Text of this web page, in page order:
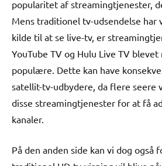
popularitet af streamingtjenester,
Mens traditionel tv-udsendelse
kilde til at se live-tv, er
YouTube TV og Hulu Live TV
populære. Dette kan have
satellit-tv-udbydere, da flere
disse streamingtjenester for at få
kanaler.
På den anden side kan vi dog også